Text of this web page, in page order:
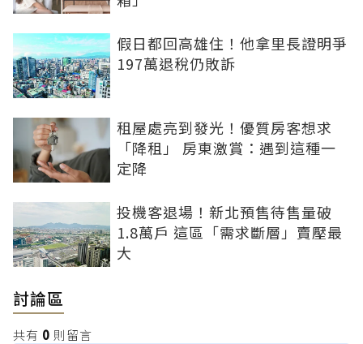
假日都回高雄住！他拿里長證明爭
197萬退稅仍敗訴
租屋處亮到發光！優質房客想求
「降租」 房東激賞：遇到這種一
定降
投機客退場！新北預售待售量破
1.8萬戶 這區「需求斷層」賣壓最
大
討論區
共有 0 則留言